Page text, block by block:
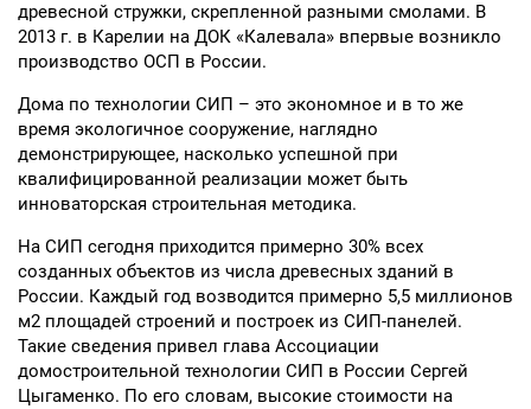
древесной стружки, скрепленной разными смолами. В
2013 г. в Карелии на ДОК «Калевала» впервые возникло
производство ОСП в России.
Дома по технологии СИП – это экономное и в то же
время экологичное сооружение, наглядно
демонстрирующее, насколько успешной при
квалифицированной реализации может быть
инноваторская строительная методика.
На СИП сегодня приходится примерно 30% всех
созданных объектов из числа древесных зданий в
России. Каждый год возводится примерно 5,5 миллионов
м2 площадей строений и построек из СИП-панелей.
Такие сведения привел глава Ассоциации
домостроительной технологии СИП в России Сергей
Цыгаменко. По его словам, высокие стоимости на